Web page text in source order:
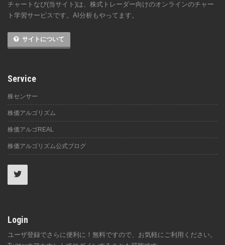
チャートなび(当サイト)は、株式トレーダー向けのオンラインのチャー
ト学習サービスです。AI分析もやってます。
サイトについて
Service
株センサー
株価アルゴリズム
株価アルゴREAL
株価アルゴリズム公式ブログ
Login
ユーザ登録でさらに便利に！無料ですので、お気軽にご利用ください。